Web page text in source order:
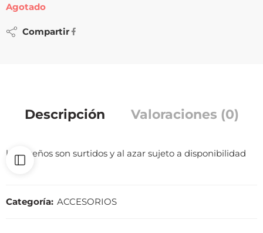
Agotado
Compartir
Descripción Valoraciones (0)
los diseños son surtidos y al azar sujeto a disponibilidad
Categoría: ACCESORIOS